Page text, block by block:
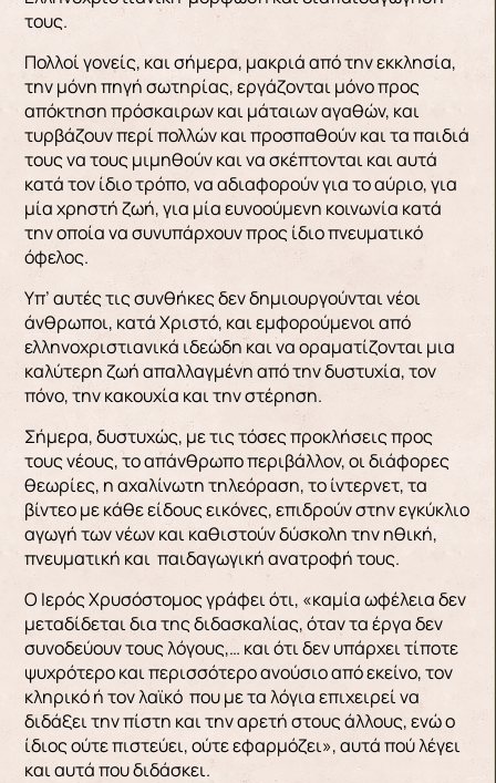
τους.
Πολλοί γονείς, και σήμερα, μακριά από την εκκλησία,
την μόνη πηγή σωτηρίας, εργάζονται μόνο προς
απόκτηση πρόσκαιρων και μάταιων αγαθών, και
τυρβάζουν περί πολλών και προσπαθούν και τα παιδιά
τους να τους μιμηθούν και να σκέπτονται και αυτά
κατά τον ίδιο τρόπο, να αδιαφορούν για το αύριο, για
μία χρηστή ζωή, για μία ευνοούμενη κοινωνία κατά
την οποία να συνυπάρχουν προς ίδιο πνευματικό
όφελος.
Υπ’ αυτές τις συνθήκες δεν δημιουργούνται νέοι
άνθρωποι, κατά Χριστό, και εμφορούμενοι από
ελληνοχριστιανικά ιδεώδη και να οραματίζονται μια
καλύτερη ζωή απαλλαγμένη από την δυστυχία, τον
πόνο, την κακουχία και την στέρηση.
Σήμερα, δυστυχώς, με τις τόσες προκλήσεις προς
τους νέους, το απάνθρωπο περιβάλλον, οι διάφορες
θεωρίες, η αχαλίνωτη τηλεόραση, το ίντερνετ, τα
βίντεο με κάθε είδους εικόνες, επιδρούν στην εγκύκλιο
αγωγή των νέων και καθιστούν δύσκολη την ηθική,
πνευματική και παιδαγωγική ανατροφή τους.
Ο Ιερός Χρυσόστομος γράφει ότι, «καμία ωφέλεια δεν
μεταδίδεται δια της διδασκαλίας, όταν τα έργα δεν
συνοδεύουν τους λόγους,… και ότι δεν υπάρχει τίποτε
ψυχρότερο και περισσότερο ανούσιο από εκείνο, τον
κληρικό ή τον λαϊκό που με τα λόγια επιχειρεί να
διδάξει την πίστη και την αρετή στους άλλους, ενώ ο
ίδιος ούτε πιστεύει, ούτε εφαρμόζει», αυτά πού λέγει
και αυτά που διδάσκει.